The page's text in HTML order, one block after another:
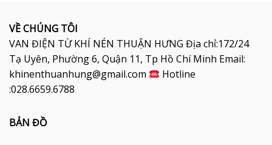
VỀ CHÚNG TÔI
VAN ĐIỆN TỪ KHÍ NÉN THUẬN HƯNG Địa chỉ:172/24
Tạ Uyên, Phường 6, Quận 11, Tp Hồ Chí Minh Email:
khinenthuanhung@gmail.com
Hotline
:028.6659.6788
BẢN ĐỒ